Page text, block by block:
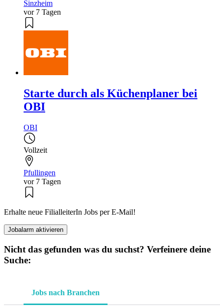
Sinzheim
vor 7 Tagen
Starte durch als Küchenplaner bei
OBI
OBI
Vollzeit
Pfullingen
vor 7 Tagen
Erhalte neue FilialleiterIn Jobs per E-Mail!
Jobalarm aktivieren
Nicht das gefunden was du suchst? Verfeinere deine
Suche:
Jobs nach Branchen